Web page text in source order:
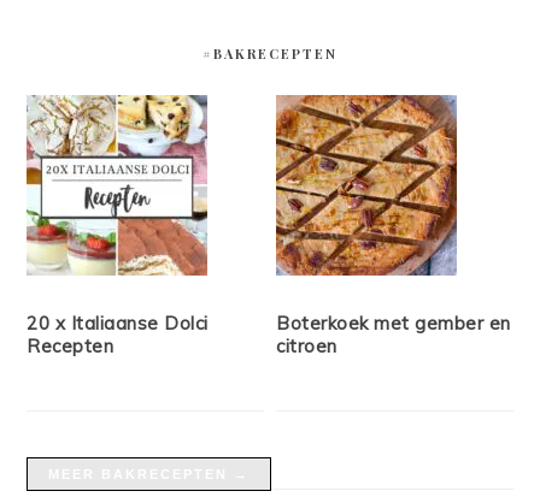
#BAKRECEPTEN
20 x Italiaanse Dolci
Recepten
Boterkoek met gember en
citroen